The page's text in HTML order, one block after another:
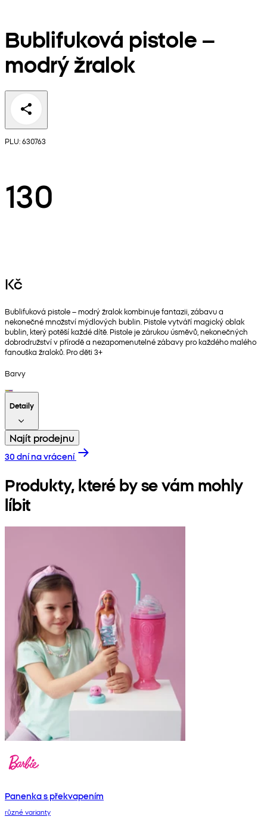
Bublifuková pistole –
modrý žralok
PLU: 630763
130
Kč
Bublifuková pistole – modrý žralok kombinuje fantazii, zábavu a
nekonečné množství mýdlových bublin. Pistole vytváří magický oblak
bublin, který potěší každé dítě. Pistole je zárukou úsměvů, nekonečných
dobrodružství v přírodě a nezapomenutelné zábavy pro každého malého
fanouška žraloků. Pro děti 3+
Barvy
Detaily
Najít prodejnu
30 dní na vrácení
Produkty, které by se vám mohly
líbit
Panenka s překvapením
různé varianty